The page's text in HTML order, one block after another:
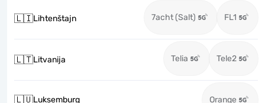
🇱🇮Lihtenštajn 7acht (Salt) FL1
🇱🇹Litvanija Telia Tele2
🇱🇺Luksemburg Orange